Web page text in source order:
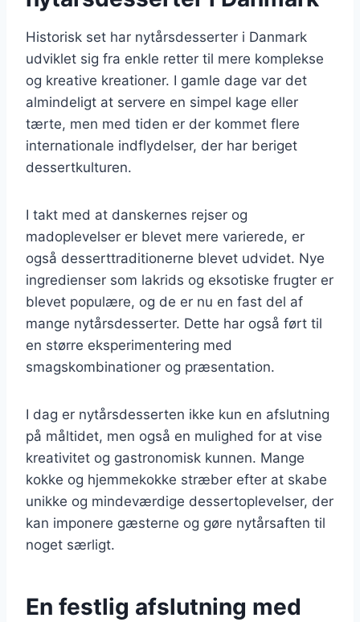
Historisk set har nytårsdesserter i Danmark
udviklet sig fra enkle retter til mere komplekse
og kreative kreationer. I gamle dage var det
almindeligt at servere en simpel kage eller
tærte, men med tiden er der kommet flere
internationale indflydelser, der har beriget
dessertkulturen.
I takt med at danskernes rejser og
madoplevelser er blevet mere varierede, er
også desserttraditionerne blevet udvidet. Nye
ingredienser som lakrids og eksotiske frugter er
blevet populære, og de er nu en fast del af
mange nytårsdesserter. Dette har også ført til
en større eksperimentering med
smagskombinationer og præsentation.
I dag er nytårsdesserten ikke kun en afslutning
på måltidet, men også en mulighed for at vise
kreativitet og gastronomisk kunnen. Mange
kokke og hjemmekokke stræber efter at skabe
unikke og mindeværdige dessertoplevelser, der
kan imponere gæsterne og gøre nytårsaften til
noget særligt.
En festlig afslutning med